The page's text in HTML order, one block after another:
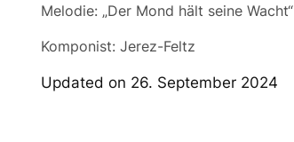
Melodie: „Der Mond hält seine Wacht“
Komponist: Jerez-Feltz
Updated on 26. September 2024